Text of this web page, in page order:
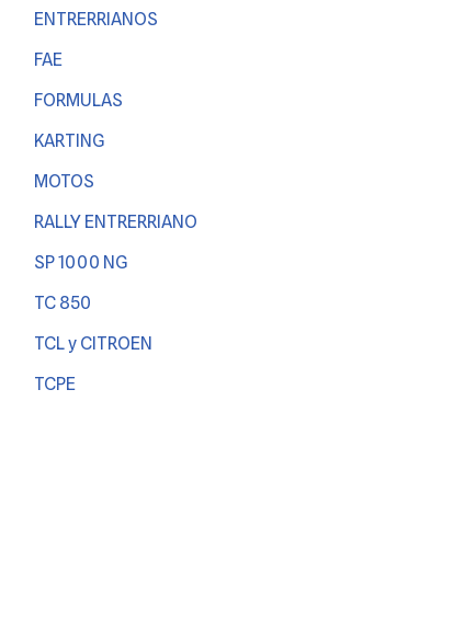
ENTRERRIANOS
FAE
FORMULAS
KARTING
MOTOS
RALLY ENTRERRIANO
SP 1000 NG
TC 850
TCL y CITROEN
TCPE